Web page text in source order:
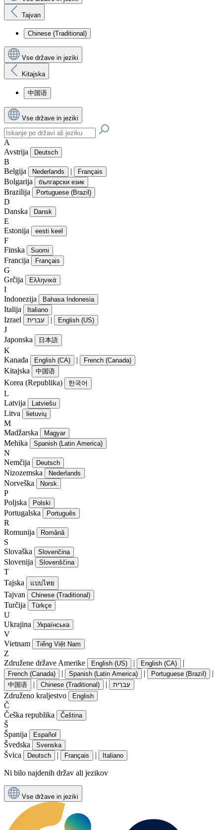
Tajvan
Chinese (Traditional)
Vse države in jeziki
Kitajska
中国语
Vse države in jeziki
A
Avstrija
Deutsch
B
Belgija
Nederlands | Français
Bolgarija български език
Brazilija Portuguese (Brazil)
D
Danska
Dansk
E
Estonija
eesti keel
F
Finska
Suomi
Francija Français
G
Grčija
Ελληνικά
I
Indonezija
Bahasa Indonesia
Italija Italiano
Izrael עִברִית | English (US)
J
Japonska
日本語
K
Kanada
English (CA) | French (Canada)
Kitajska 中国语
Korea (Republika) 한국어
L
Latvija
Latviešu
Litva lietuvių
M
Madžarska
Magyar
Mehika Spanish (Latin America)
N
Nemčija
Deutsch
Nizozemska Nederlands
Norveška Norsk
P
Poljska
Polski
Portugalska Português
R
Romunija
Română
S
Slovaška
Slovenčina
Slovenija Slovenščina
T
Tajska
แบบไทย
Tajvan Chinese (Traditional)
Turčija Türkçe
U
Ukrajina
Українська
V
Vietnam
Tiếng Việt Nam
Z
Združene države Amerike
English (US) | English (CA) |
French (Canada) | Spanish (Latin America) | Portuguese (Brazil) |
中国语 | Chinese (Traditional) | עִברִית
Združeno kraljestvo English
Č
Češka republika
Čeština
Š
Španija
Español
Švedska Svenska
Švica Deutsch | Français | Italiano
Ni bilo najdenih držav ali jezikov
Vse države in jeziki